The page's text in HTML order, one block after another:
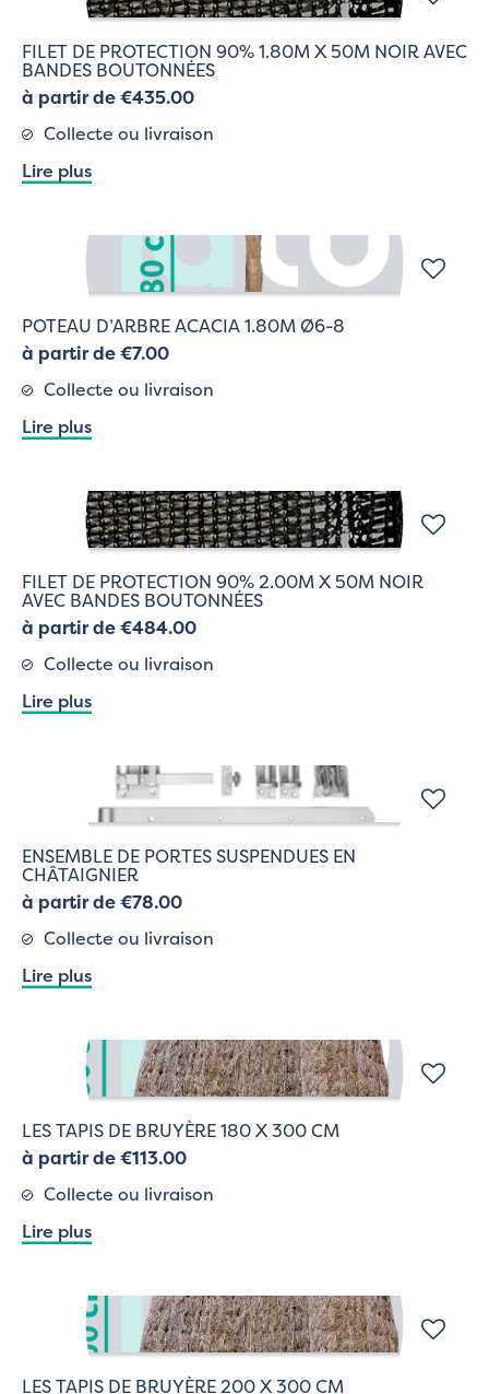
FILET DE PROTECTION 90% 1.80M X 50M NOIR AVEC
BANDES BOUTONNÉES
à partir de €435.00
Collecte ou livraison
Lire plus
POTEAU D’ARBRE ACACIA 1.80M Ø6-8
à partir de €7.00
Collecte ou livraison
Lire plus
FILET DE PROTECTION 90% 2.00M X 50M NOIR
AVEC BANDES BOUTONNÉES
à partir de €484.00
Collecte ou livraison
Lire plus
ENSEMBLE DE PORTES SUSPENDUES EN
CHÂTAIGNIER
à partir de €78.00
Collecte ou livraison
Lire plus
LES TAPIS DE BRUYÈRE 180 X 300 CM
à partir de €113.00
Collecte ou livraison
Lire plus
LES TAPIS DE BRUYÈRE 200 X 300 CM